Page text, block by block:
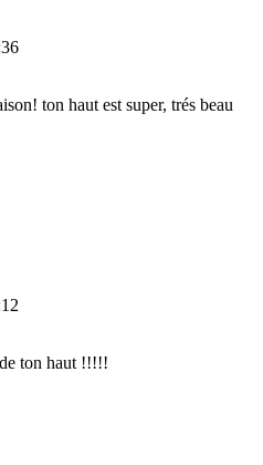
ton haut est super, trés beau
ton haut !!!!!